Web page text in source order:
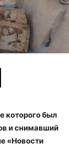
которого был
и снимавший
«Новости